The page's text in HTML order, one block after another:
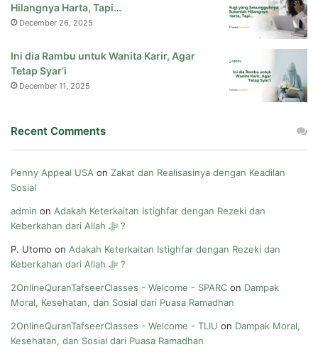
Hilangnya Harta, Tapi…
December 26, 2025
Ini dia Rambu untuk Wanita Karir, Agar
Tetap Syar’i
December 11, 2025
Recent Comments
Penny Appeal USA on Zakat dan Realisasinya dengan Keadilan
Sosial
admin on Adakah Keterkaitan Istighfar dengan Rezeki dan
Keberkahan dari Allah ﷻ ?
P. Utomo on Adakah Keterkaitan Istighfar dengan Rezeki dan
Keberkahan dari Allah ﷻ ?
2OnlineQuranTafseerClasses - Welcome - SPARC on Dampak
Moral, Kesehatan, dan Sosial dari Puasa Ramadhan
2OnlineQuranTafseerClasses - Welcome - TLIU on Dampak Moral,
Kesehatan, dan Sosial dari Puasa Ramadhan